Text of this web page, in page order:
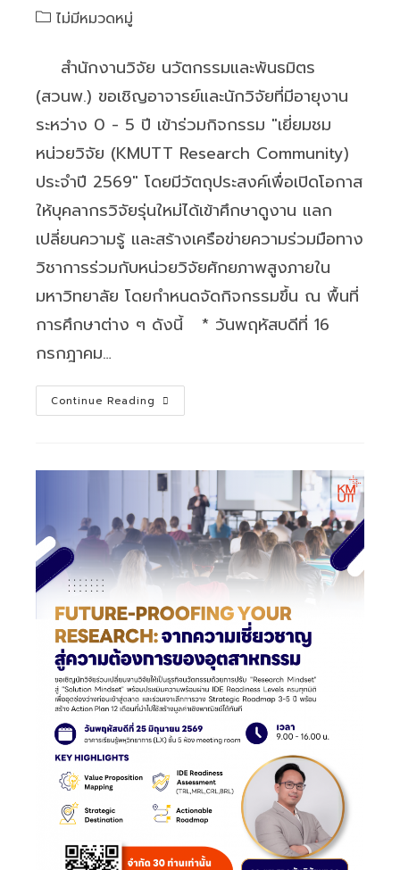
author:
Postไม่มีหมวดหมู่
สำนักงานวิจัย นวัตกรรมและพันธมิตร
(สวนพ.) ขอเชิญอาจารย์และนักวิจัยที่มีอายุงาน
ระหว่าง 0 - 5 ปี เข้าร่วมกิจกรรม "เยี่ยมชม
หน่วยวิจัย (KMUTT Research Community)
ประจำปี 2569" โดยมีวัตถุประสงค์เพื่อเปิดโอกาส
ให้บุคลากรวิจัยรุ่นใหม่ได้เข้าศึกษาดูงาน แลก
เปลี่ยนความรู้ และสร้างเครือข่ายความร่วมมือทาง
วิชาการร่วมกับหน่วยวิจัยศักยภาพสูงภายใน
มหาวิทยาลัย โดยกำหนดจัดกิจกรรมขึ้น ณ พื้นที่
การศึกษาต่าง ๆ ดังนี้ * วันพฤหัสบดีที่ 16
กรกฎาคม…
Continue Reading
ขอ
เข้า
ร่วม
กิจกรรม
เยี่ยม
ชม
วิจัย
(KMUTT
Research
Community)
ประจำ
ปี